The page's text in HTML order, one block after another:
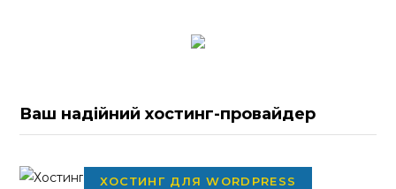
Ваш надійний хостинг-провайдер
ХОСТИНГ ДЛЯ WORDPRESS